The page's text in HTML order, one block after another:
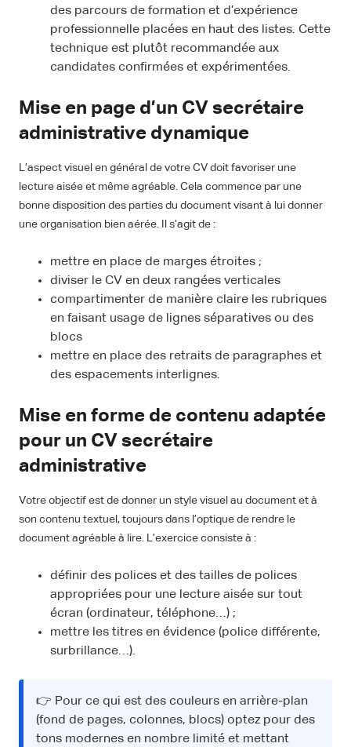
des parcours de formation et d’expérience
professionnelle placées en haut des listes. Cette
technique est plutôt recommandée aux
candidates confirmées et expérimentées.
Mise en page d’un CV secrétaire
administrative dynamique
L’aspect visuel en général de votre CV doit favoriser une
lecture aisée et même agréable. Cela commence par une
bonne disposition des parties du document visant à lui donner
une organisation bien aérée. Il s’agit de :
mettre en place de marges étroites ;
diviser le CV en deux rangées verticales
compartimenter de manière claire les rubriques
en faisant usage de lignes séparatives ou des
blocs
mettre en place des retraits de paragraphes et
des espacements interlignes.
Mise en forme de contenu adaptée
pour un CV secrétaire
administrative
Votre objectif est de donner un style visuel au document et à
son contenu textuel, toujours dans l’optique de rendre le
document agréable à lire. L’exercice consiste à :
définir des polices et des tailles de polices
appropriées pour une lecture aisée sur tout
écran (ordinateur, téléphone…) ;
mettre les titres en évidence (police différente,
surbrillance…).
👉 Pour ce qui est des couleurs en arrière-plan
(fond de pages, colonnes, blocs) optez pour des
tons modernes en nombre limité et mettant